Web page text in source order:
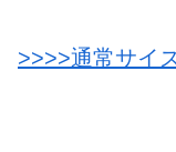
>>>>通常サイ